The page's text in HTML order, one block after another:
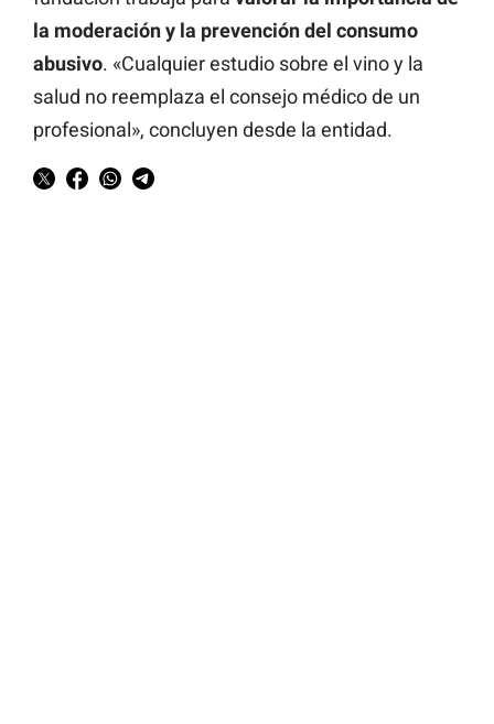
la moderación y la prevención del consumo
abusivo. «Cualquier estudio sobre el vino y la
salud no reemplaza el consejo médico de un
profesional», concluyen desde la entidad.